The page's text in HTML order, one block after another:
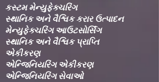
કસ્ટમ મેન્યુફેક્ચરિંગ
સ્થાનિક અને વૈશ્વિક કરાર ઉત્પાદન
મેન્યુફેક્ચરિંગ આઉટસોર્સિંગ
સ્થાનિક અને વૈશ્વિક પ્રાપ્તિ
એકીકરણ​
એન્જિનિયરિંગ એકીકરણ​
એન્જિનિયરિંગ સેવાઓ